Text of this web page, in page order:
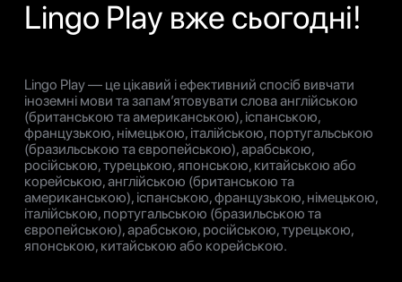
Lingo Play вже сьогодні!
Lingo Play — це цікавий і ефективний спосіб вивчати
іноземні мови та запам’ятовувати слова англійською
(британською та американською), іспанською,
французькою, німецькою, італійською, португальською
(бразильською та європейською), арабською,
російською, турецькою, японською, китайською або
корейською, англійською (британською та
американською), іспанською, французькою, німецькою,
італійською, португальською (бразильською та
європейською), арабською, російською, турецькою,
японською, китайською або корейською.